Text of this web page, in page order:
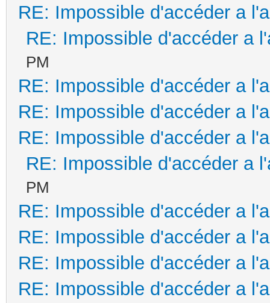
RE: Impossible d'accéder a
RE: Impossible d'accéder a
PM
RE: Impossible d'accéder a
RE: Impossible d'accéder a
RE: Impossible d'accéder a
RE: Impossible d'accéder a
PM
RE: Impossible d'accéder a
RE: Impossible d'accéder a
RE: Impossible d'accéder a
RE: Impossible d'accéder a